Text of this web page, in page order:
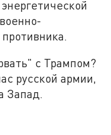
с Трампом?
русской армии,
Запад.